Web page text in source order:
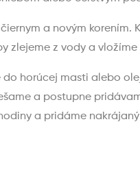
a novým korením.
zlejeme z vody a vložíme
horúcej masti alebo
a postupne
a pridáme